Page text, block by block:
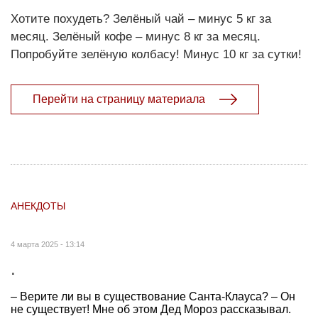
Хотите похудеть? Зелёный чай – минус 5 кг за
месяц. Зелёный кофе – минус 8 кг за месяц.
Попробуйте зелёную колбасу! Минус 10 кг за сутки!
Перейти на страницу материала
АНЕКДОТЫ
4 марта 2025 - 13:14
.
– Верите ли вы в существование Санта-Клауса? – Он
не существует! Мне об этом Дед Мороз рассказывал.